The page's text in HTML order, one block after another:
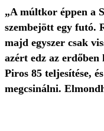
„A múltkor éppen a
szembejött egy futó.
majd egyszer csak
azért edz az
Piros 85 teljesítése,
megcsinálni.